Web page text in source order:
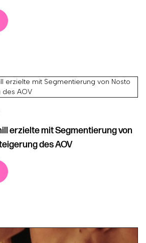
erzielte mit Segmentierung von
des AOV